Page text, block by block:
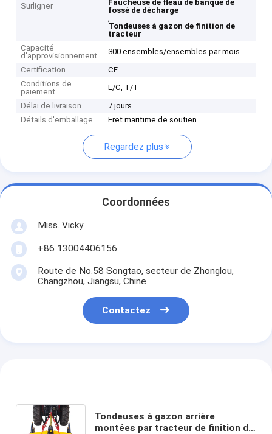
Surligner
Faucheuse de fléau de banque de
fossé de décharge
,
Tondeuses à gazon de finition de
tracteur
Capacité
d'approvisionnement
300 ensembles/ensembles par mois
Certification
CE
Conditions de
paiement
L/C, T/T
Délai de livraison
7 jours
Détails d'emballage
Fret maritime de soutien
Regardez plus
Coordonnées
Miss. Vicky
+86 13004406156
Route de No.58 Songtao, secteur de Zhonglou,
Changzhou, Jiangsu, Chine
Contactez
Tondeuses à gazon arrière
montées par tracteur de finition de